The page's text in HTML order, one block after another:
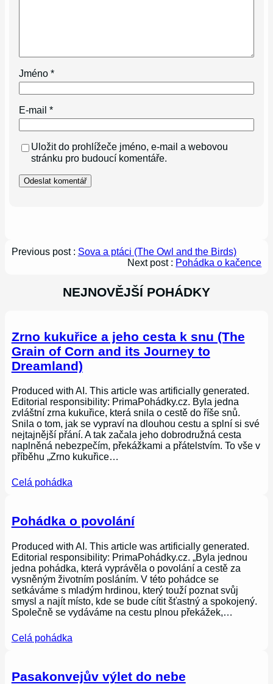
Jméno*
E-mail*
Uložit do prohlížeče jméno, e-mail a webovou
stránku pro budoucí komentáře.
Previous post : Sova a ptáci (The Owl and the Birds)
Next post : Pohádka o kačence
NEJNOVĚJŠÍ POHÁDKY
Zrno kukuřice a jeho cesta k snu (The
Grain of Corn and its Journey to
Dreamland)
Produced with AI. This article was artificially generated.
Editorial responsibility: PrimaPohádky.cz. Byla jedna
zvláštní zrna kukuřice, která snila o cestě do říše snů.
Snila o tom, jak se vypraví na dlouhou cestu a splní si své
nejtajnější přání. A tak začala jeho dobrodružná cesta
naplněná nebezpečím, překážkami a přátelstvím. To vše v
příběhu „Zrno kukuřice…
Celá pohádka
Pohádka o povolání
Produced with AI. This article was artificially generated.
Editorial responsibility: PrimaPohádky.cz. „Byla jednou
jedna pohádka, která vyprávěla o povolání a cestě za
vysněným životním posláním. V této pohádce se
setkáváme s mladým hrdinou, který touží poznat svůj
smysl a najít místo, kde se bude cítit šťastný a spokojený.
Společně se vydáváme na cestu plnou překážek,…
Celá pohádka
Pasakonvejův výlet do nebe